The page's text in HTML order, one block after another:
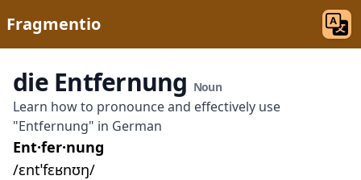
Fragmentio
die Entfernung Noun
Learn how to pronounce and effectively use
"Entfernung" in German
Ent·fer·nung
/ɛntˈfɛʁnʊŋ/